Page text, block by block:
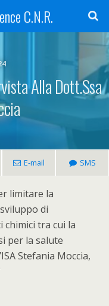
C.N.R.
Alla Dott.ssa
E-mail SMS
limitare la
di
chimici tra cui la
per la salute
Stefania Moccia,